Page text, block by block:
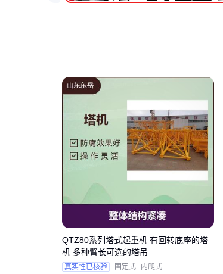
QTZ80系列塔式起重机 有回转底座的塔
机 多种臂长可选的塔吊
真实性已核验 固定式 内爬式